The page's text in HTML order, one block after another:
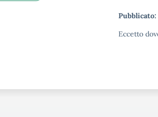
Pubblicato:
Eccetto